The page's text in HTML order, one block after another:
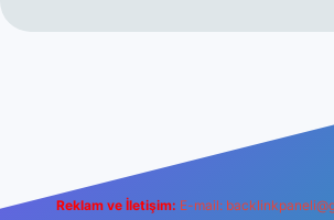
Reklam ve İletişim: E-mail: